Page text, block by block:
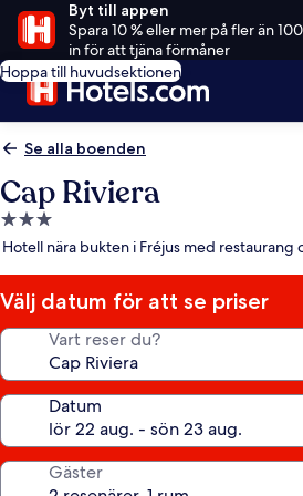
Byt till appen
Spara 10 % eller mer på fler än
in för att tjäna förmåner
Hoppa till huvudsektionen
Se alla boenden
Cap Riviera
3.0-
stjärnigt
Hotell nära bukten i Fréjus med restaurang
Välj datum för att se priser
Vart reser du?
Datum
Gäster